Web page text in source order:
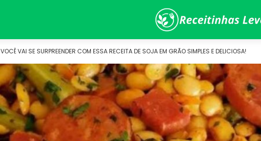
VOCÊ VAI SE SURPREENDER COM ESSA RECEITA DE SOJA EM GRÃO SIMPLES E DELICIOSA!